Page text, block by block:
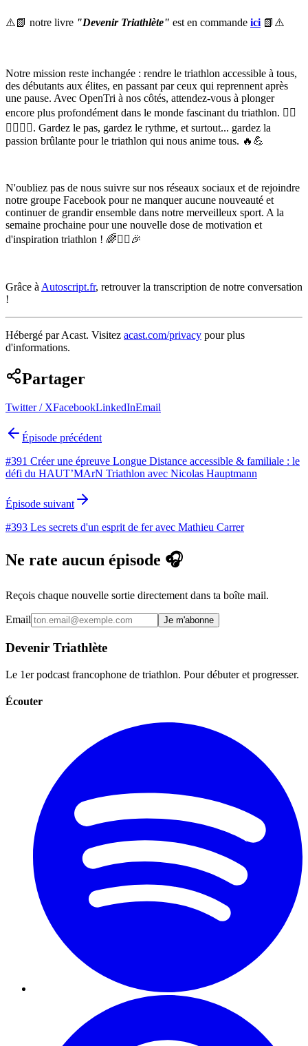
⚠️📗 notre livre "Devenir Triathlète" est en commande ici 📗⚠️
Notre mission reste inchangée : rendre le triathlon accessible à tous,
des débutants aux élites, en passant par ceux qui reprennent après
une pause. Avec OpenTri à nos côtés, attendez-vous à plonger
encore plus profondément dans le monde fascinant du triathlon. 🏊‍♂️
🚴‍♀️🏃‍♂️. Gardez le pas, gardez le rythme, et surtout... gardez la
passion brûlante pour le triathlon qui nous anime tous. 🔥💪
N'oubliez pas de nous suivre sur nos réseaux sociaux et de rejoindre
notre groupe Facebook pour ne manquer aucune nouveauté et
continuer de grandir ensemble dans notre merveilleux sport. A la
semaine prochaine pour une nouvelle dose de motivation et
d'inspiration triathlon ! 🌈🚴‍♂️🎉
Grâce à Autoscript.fr, retrouver la transcription de notre conversation
!
Hébergé par Acast. Visitez acast.com/privacy pour plus
d'informations.
Partager
Twitter / XFacebookLinkedInEmail
Épisode précédent
#391 Créer une épreuve Longue Distance accessible & familiale : le
défi du HAUT’MArN Triathlon avec Nicolas Hauptmann
Épisode suivant
#393 Les secrets d'un esprit de fer avec Mathieu Carrer
Ne rate aucun épisode 🎧
Reçois chaque nouvelle sortie directement dans ta boîte mail.
Email Je m'abonne
Devenir Triathlète
Le 1er podcast francophone de triathlon. Pour débuter et progresser.
Écouter